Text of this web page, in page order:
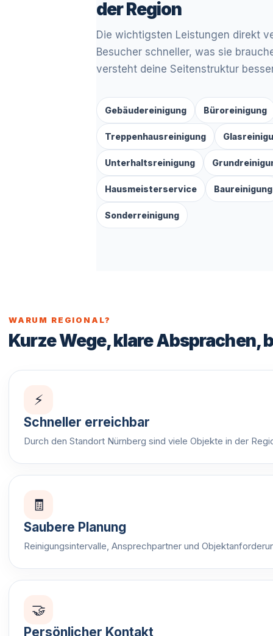
der Region
Die wichtigsten Leistungen direkt
Besucher schneller, was sie
versteht deine Seitenstruktur
Gebäudereinigung Büroreinigung
Treppenhausreinigung
Unterhaltsreinigung
Hausmeisterservice Baureinigung
Sonderreinigung
WARUM REGIONAL?
Kurze Wege, klare Absprachen,
⚡
Schneller erreichbar
Durch den Standort Nürnberg sind viele Objekte in der
🧾
Saubere Planung
Reinigungsintervalle, Ansprechpartner und
🤝
Persönlicher Kontakt